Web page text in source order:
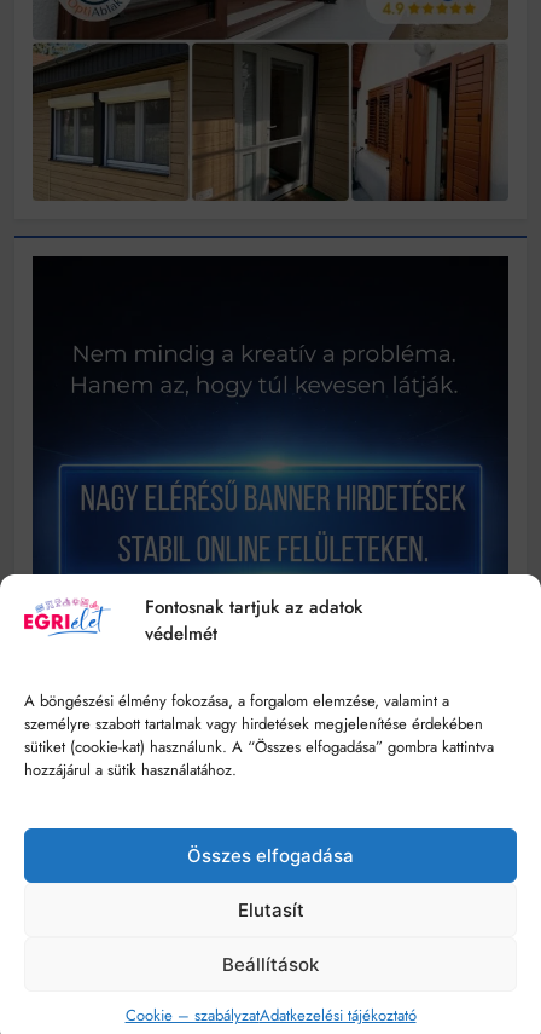
Fontosnak tartjuk az adatok
védelmét
A böngészési élmény fokozása, a forgalom elemzése, valamint a
személyre szabott tartalmak vagy hirdetések megjelenítése érdekében
sütiket (cookie-kat) használunk. A “Összes elfogadása” gombra kattintva
hozzájárul a sütik használatához.
Összes elfogadása
Elutasít
Beállítások
Cookie – szabályzatAdatkezelési tájékoztató
© Minden jog fenntartva - egrielet.hu
Kommentelési Szabályzat
Adatkezelési Tájékoztató